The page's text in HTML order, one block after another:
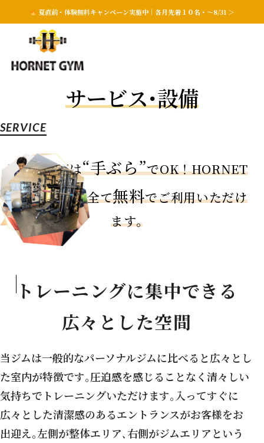
夏直前・体験無料キャンペーン実施中｜各月先着１０名・〜8/31 ＞
サービス･設備
SERVICE
お越しの際は“手ぶら”でOK！HORNET
GYMの設備は全て無料でご利用いただけ
ます｡
トレーニングに集中できる
広々とした空間
当ジムは一般的なパーソナルジムに比べると広々とし
た室内が特徴です｡圧迫感を感じることなく清々しい
気持ちでトレーニングいただけます｡ 入ってすぐに
広々とした清潔感のあるエントランスがお客様をお
出迎え｡左側が整体エリア､右側がジムエリアという